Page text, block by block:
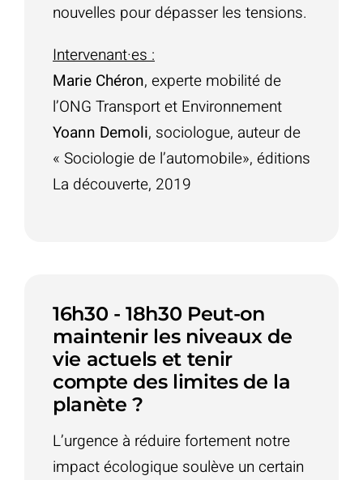
nouvelles pour dépasser les tensions.
Intervenant·es :
Marie Chéron, experte mobilité de
l’ONG Transport et Environnement
Yoann Demoli, sociologue, auteur de
« Sociologie de l’automobile», éditions
La découverte, 2019
16h30 - 18h30 Peut-on
maintenir les niveaux de
vie actuels et tenir
compte des limites de la
planète ?
L’urgence à réduire fortement notre
impact écologique soulève un certain